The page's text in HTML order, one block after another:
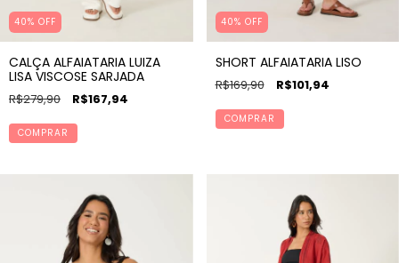
40% OFF
CALÇA ALFAIATARIA LUIZA
LISA VISCOSE SARJADA
R$279,90 R$167,94
COMPRAR
40% OFF
SHORT ALFAIATARIA LISO
R$169,90 R$101,94
COMPRAR